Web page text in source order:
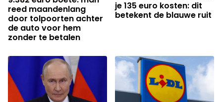
reed maandenlang
door tolpoorten achter
de auto voor hem
zonder te betalen
je 135 euro kosten: dit
betekent de blauwe ruit